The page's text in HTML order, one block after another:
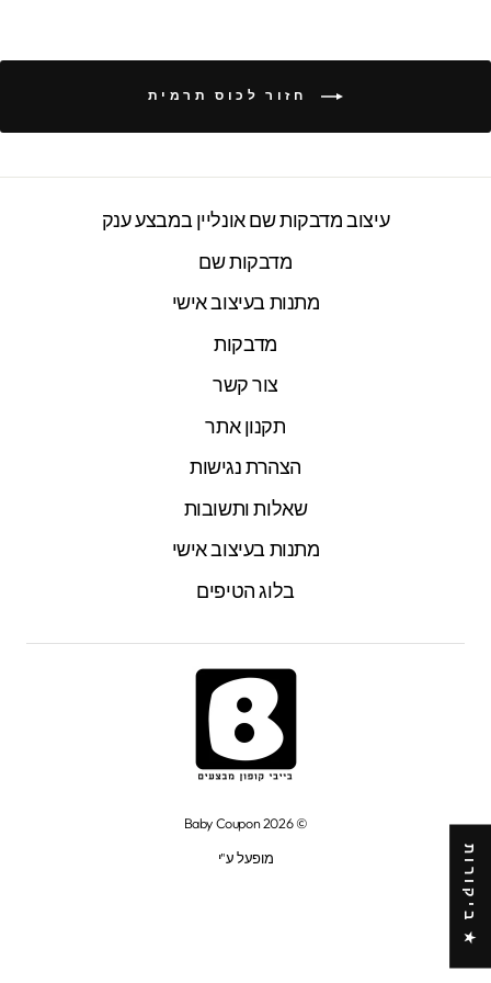
חזור לכוס תרמית
עיצוב מדבקות שם אונליין במבצע ענק
מדבקות שם
מתנות בעיצוב אישי
מדבקות
צור קשר
תקנון אתר
הצהרת נגישות
שאלות ותשובות
מתנות בעיצוב אישי
בלוג הטיפים
© 2026 Baby Coupon
מופעל ע"י
★ ביקורות